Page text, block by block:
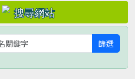
篩選